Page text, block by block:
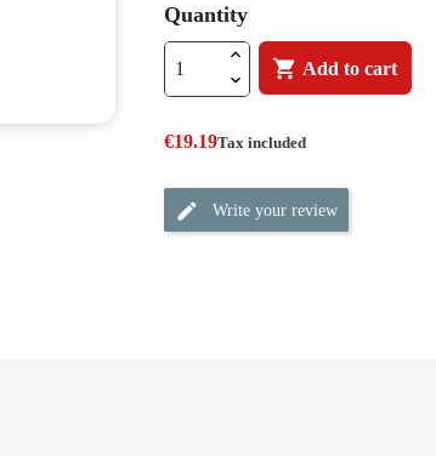
Quantity
 Add to cart
€19.19Tax included
Write your review